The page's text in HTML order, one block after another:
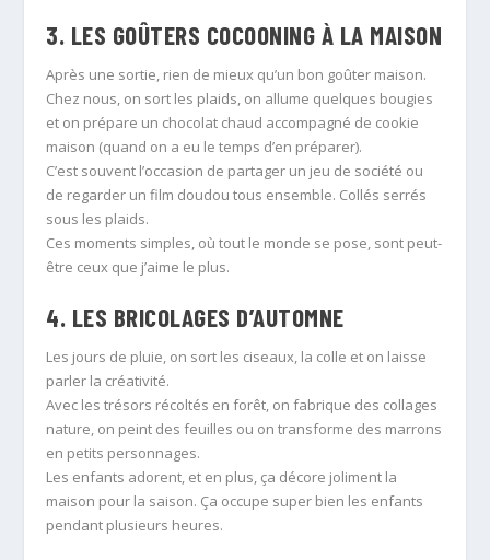
3. LES GOÛTERS COCOONING À LA MAISON
Après une sortie, rien de mieux qu’un bon goûter maison.
Chez nous, on sort les plaids, on allume quelques bougies
et on prépare un chocolat chaud accompagné de cookie
maison (quand on a eu le temps d’en préparer).
C’est souvent l’occasion de partager un jeu de société ou
de regarder un film doudou tous ensemble. Collés serrés
sous les plaids.
Ces moments simples, où tout le monde se pose, sont peut-
être ceux que j’aime le plus.
4. LES BRICOLAGES D’AUTOMNE
Les jours de pluie, on sort les ciseaux, la colle et on laisse
parler la créativité.
Avec les trésors récoltés en forêt, on fabrique des collages
nature, on peint des feuilles ou on transforme des marrons
en petits personnages.
Les enfants adorent, et en plus, ça décore joliment la
maison pour la saison. Ça occupe super bien les enfants
pendant plusieurs heures.